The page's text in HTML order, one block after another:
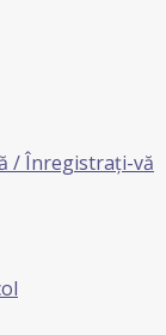
/ Înregistrați-vă